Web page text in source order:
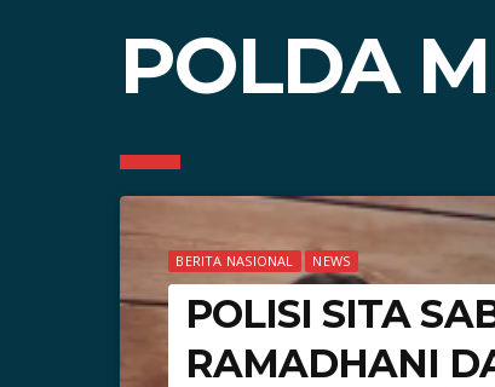
POLDA
BERITA NASIONAL NEWS
POLISI SITA
RAMADHANI